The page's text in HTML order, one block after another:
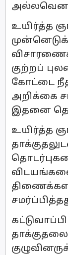
அல்லவென
உயிர்த்த
குற்றப்
கோட்டை
அறிக்கை
இதனை
உயிர்த்த